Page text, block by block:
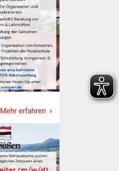
Freundeskreis Asyl
Ukraine-Hilfe
Wohnen
Bauen in Süßen
Baugrundstücke
Wirtschaft
Haushalt & Infos
Mehr erfahren